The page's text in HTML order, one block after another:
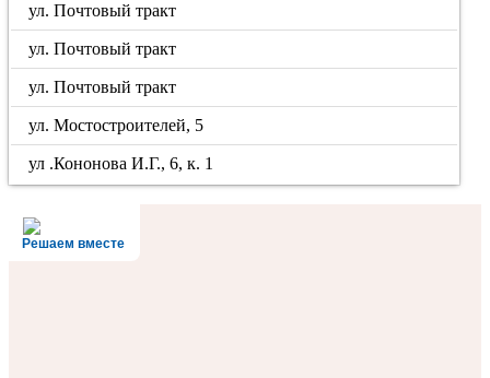
ул. Почтовый тракт
ул. Почтовый тракт
ул. Почтовый тракт
ул. Мостостроителей, 5
ул .Кононова И.Г., 6, к. 1
Решаем вместе